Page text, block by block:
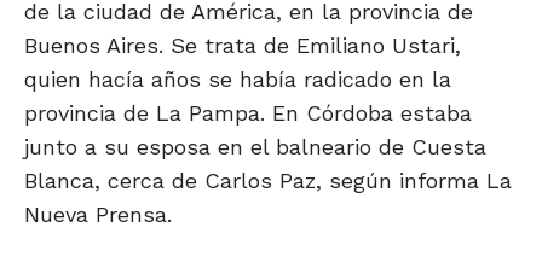
de la ciudad de América, en la provincia de
Buenos Aires. Se trata de Emiliano Ustari,
quien hacía años se había radicado en la
provincia de La Pampa. En Córdoba estaba
junto a su esposa en el balneario de Cuesta
Blanca, cerca de Carlos Paz, según informa La
Nueva Prensa.